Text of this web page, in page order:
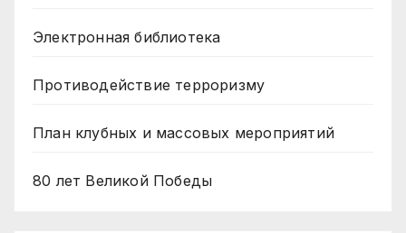
Электронная библиотека
Противодействие терроризму
План клубных и массовых мероприятий
80 лет Великой Победы